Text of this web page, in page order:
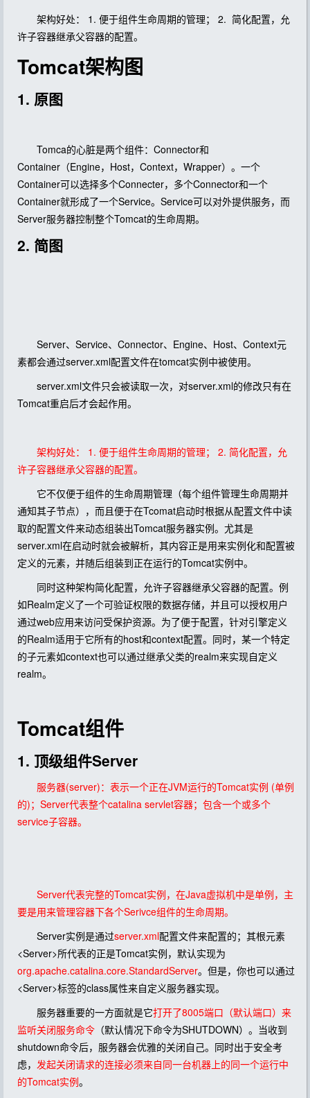
架构好处： 1. 便于组件生命周期的管理； 2. 简化配置，允
许子容器继承父容器的配置。
Tomcat架构图
1. 原图
Tomca的心脏是两个组件：Connector和
Container（Engine，Host，Context，Wrapper）。一个
Container可以选择多个Connecter，多个Connector和一个
Container就形成了一个Service。Service可以对外提供服务，而
Server服务器控制整个Tomcat的生命周期。
2. 简图
Server、Service、Connector、Engine、Host、Context元
素都会通过server.xml配置文件在tomcat实例中被使用。
server.xml文件只会被读取一次，对server.xml的修改只有在
Tomcat重启后才会起作用。
架构好处： 1. 便于组件生命周期的管理； 2. 简化配置，允
许子容器继承父容器的配置。
它不仅便于组件的生命周期管理（每个组件管理生命周期并
通知其子节点），而且便于在Tcomat启动时根据从配置文件中读
取的配置文件来动态组装出Tomcat服务器实例。尤其是
server.xml在启动时就会被解析，其内容正是用来实例化和配置被
定义的元素，并随后组装到正在运行的Tomcat实例中。
同时这种架构简化配置，允许子容器继承父容器的配置。例
如Realm定义了一个可验证权限的数据存储，并且可以授权用户
通过web应用来访问受保护资源。为了便于配置，针对引擎定义
的Realm适用于它所有的host和context配置。同时，某一个特定
的子元素如context也可以通过继承父类的realm来实现自定义
realm。
Tomcat组件
1. 顶级组件Server
服务器(server)：表示一个正在JVM运行的Tomcat实例 (单例
的)；Server代表整个catalina servlet容器；包含一个或多个
service子容器。
Server代表完整的Tomcat实例，在Java虚拟机中是单例，主
要是用来管理容器下各个Serivce组件的生命周期。
Server实例是通过server.xml配置文件来配置的；其根元素
<Server>所代表的正是Tomcat实例，默认实现为
org.apache.catalina.core.StandardServer。但是，你也可以通过
<Server>标签的class属性来自定义服务器实现。
服务器重要的一方面就是它打开了8005端口（默认端口）来
监听关闭服务命令 （默认情况下命令为SHUTDOWN）。当收到
shutdown命令后，服务器会优雅的关闭自己。同时出于安全考
虑， 发起关闭请求的连接必须来自同一台机器上的同一个运行中
的Tomcat实例。